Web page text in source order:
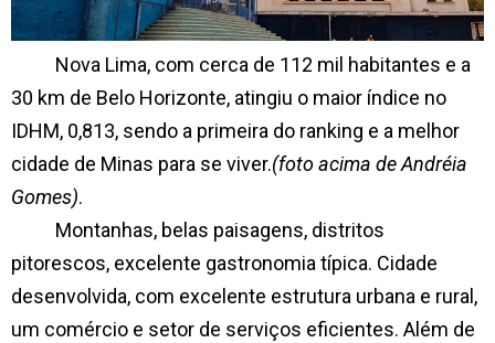
Nova Lima, com cerca de 112 mil habitantes e a
30 km de Belo Horizonte, atingiu o maior índice no
IDHM, 0,813, sendo a primeira do ranking e a melhor
cidade de Minas para se viver.(foto acima de Andréia
Gomes).
Montanhas, belas paisagens, distritos
pitorescos, excelente gastronomia típica. Cidade
desenvolvida, com excelente estrutura urbana e rural,
um comércio e setor de serviços eficientes. Além de